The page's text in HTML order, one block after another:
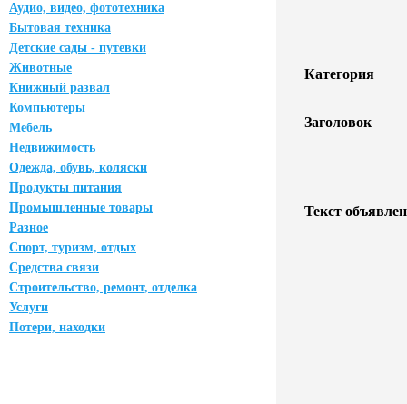
Аудио, видео, фототехника
Бытовая техника
Детские сады - путевки
Животные
Книжный развал
Компьютеры
Мебель
Недвижимость
Одежда, обувь, коляски
Продукты питания
Промышленные товары
Разное
Спорт, туризм, отдых
Средства связи
Строительство, ремонт, отделка
Услуги
Потери, находки
Категория
Заголовок
Текст